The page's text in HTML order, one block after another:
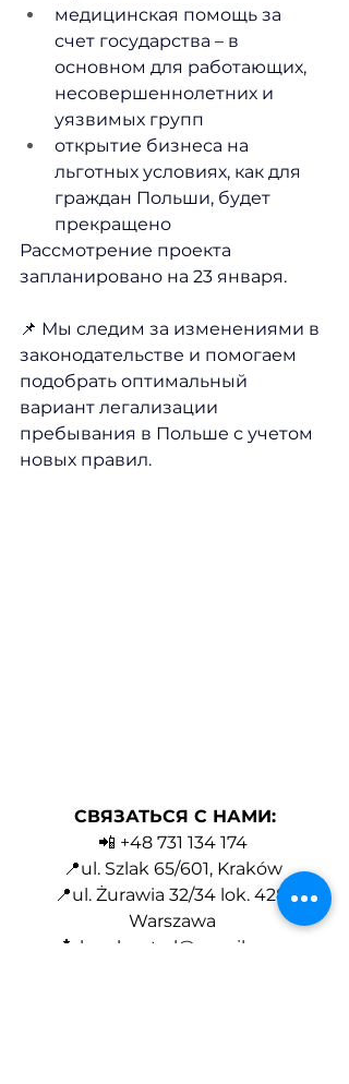
медицинская помощь за
счет государства – в
основном для работающих,
несовершеннолетних и
уязвимых групп
открытие бизнеса на
льготных условиях, как для
граждан Польши, будет
прекращено
Рассмотрение проекта
запланировано на 23 января.
📌 Мы следим за изменениями в
законодательстве и помогаем
подобрать оптимальный
вариант легализации
пребывания в Польше с учетом
новых правил.
СВЯЗАТЬСЯ С НАМИ:
📲 +48 731 134 174
📍ul. Szlak 65/601, Kraków
📍ul. Żurawia 32/34 lok. 428,
Warszawa
📩 legaleast.pl@gmail.com